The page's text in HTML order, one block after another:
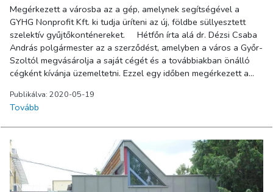
Megérkezett a városba az a gép, amelynek segítségével a
GYHG Nonprofit Kft. ki tudja üríteni az új, földbe süllyesztett
szelektív gyűjtőkonténereket. Hétfőn írta alá dr. Dézsi Csaba
András polgármester az a szerződést, amelyben a város a Győr-
Szoltól megvásárolja a saját cégét és a továbbiakban önálló
cégként kívánja üzemeltetni. Ezzel egy időben megérkezett a
Hulladékgazdálkodási Nonprofit Kft. ki tudja üríteni az új, földbe
süllyesztett szelektív gyűjtőkonténereket. Az új autó a
marcalvárosi Örkény utcában található szeletív gyűjtőszigetnél
mutatta be az újságíróknak a tudását. Az autót a GYHG saját
beruházásában egy alvállalkozó bevonásával vásárolta, a
jövőben két ilyen kocsi teljesít majd szolgálatot a városban. A
gépre szerelt daru segítségével emelhető ki a keretéből a
földbe süllyesztett gyűjtőkonténer, a rendszer a kiemelés után
Publikálva: 2020-05-19
Tovább